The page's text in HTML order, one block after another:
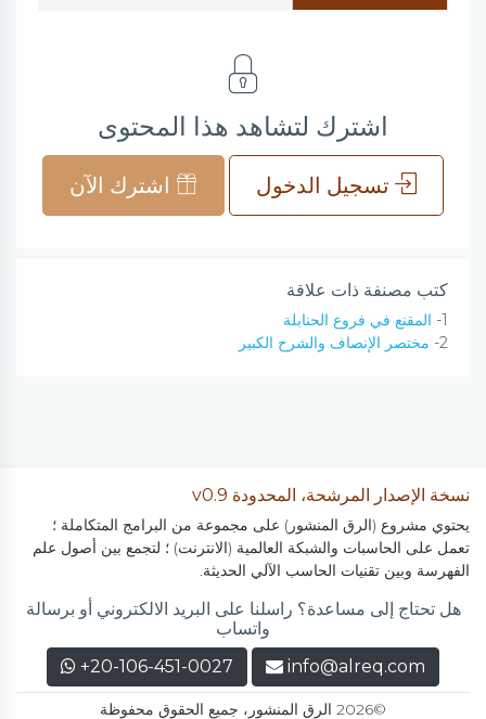
اشترك لتشاهد هذا المحتوى
تسجيل الدخول اشترك الآن
كتب مصنفة ذات علاقة
1- المقنع في فروع الحنابلة
2- مختصر الإنصاف والشرح الكبير
نسخة الإصدار المرشحة، المحدودة v0.9
يحتوي مشروع (الرق المنشور) على مجموعة من البرامج المتكاملة ؛
تعمل على الحاسبات والشبكة العالمية (الانترنت) ؛ لتجمع بين أصول علم
الفهرسة وبين تقنيات الحاسب الآلي الحديثة.
هل تحتاج إلى مساعدة؟ راسلنا على البريد الالكتروني أو برسالة
واتساب
info@alreq.com
+20-106-451-0027
©2026 الرق المنشور، جميع الحقوق محفوظة